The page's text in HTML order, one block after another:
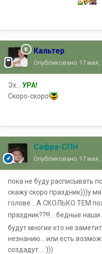
Кальтер
Опубликовано 17 мая,
Эх... УРА!
Скоро-скоро!
Сафра-СПН
Опубликовано 17 мая,
пока не буду расписывать
скажу скоро праздник)))у
голове....А СКОЛЬКО ТЕМ
праздник??!!!... бедные
будут многие кто не
незнанию... или есть
создадут.... )))